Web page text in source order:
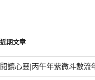
近期文章
閱讀心靈|丙午年紫微斗數流